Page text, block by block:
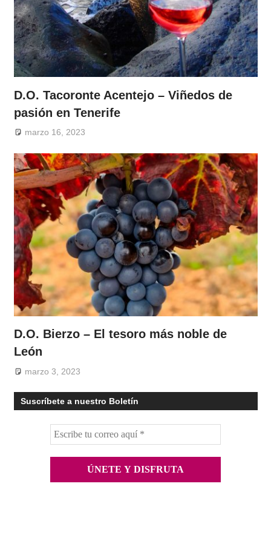
D.O. Tacoronte Acentejo – Viñedos de
pasión en Tenerife
marzo 16, 2023
D.O. Bierzo – El tesoro más noble de
León
marzo 3, 2023
Suscríbete a nuestro Boletín